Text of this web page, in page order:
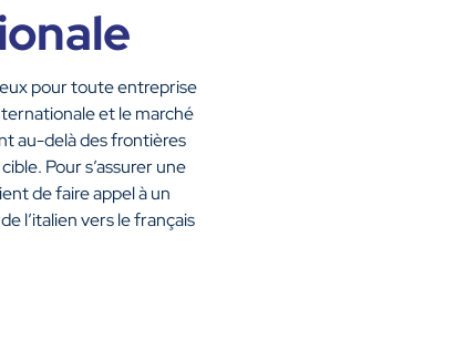
pour toute entreprise
et le marché
au-delà des frontières
Pour s’assurer une
de faire appel à un
l’italien vers le français